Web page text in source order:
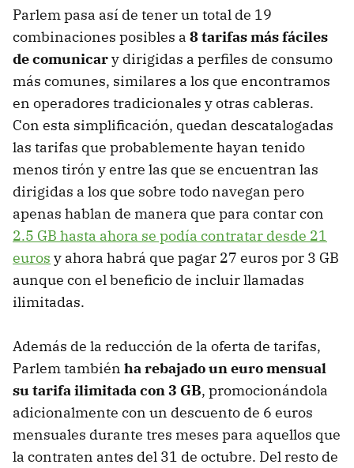
Parlem pasa así de tener un total de 19
combinaciones posibles a 8 tarifas más fáciles
de comunicary dirigidas a perfiles de consumo
más comunes, similares a los que encontramos
en operadores tradicionales y otras cableras.
Con esta simplificación, quedan descatalogadas
las tarifas que probablemente hayan tenido
menos tirón y entre las que se encuentran las
dirigidas a los que sobre todo navegan pero
apenas hablan de manera que para contar con
2.5 GB hasta ahora se podía contratar desde 21
euros y ahora habrá que pagar 27 euros por 3 GB
aunque con el beneficio de incluir llamadas
ilimitadas.
Además de la reducción de la oferta de tarifas,
Parlem también ha rebajado un euro mensual
su tarifa ilimitada con 3 GB, promocionándola
adicionalmente con un descuento de 6 euros
mensuales durante tres meses para aquellos que
la contraten antes del 31 de octubre. Del resto de